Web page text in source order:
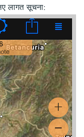
लागत सूचना: